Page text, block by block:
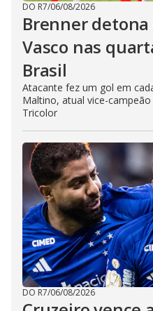
DO R7/06/08/2026
Brenner
Vasco nas
Brasil
Atacante fez um gol em
Maltino, atual vice-
Tricolor
DO R7/06/08/2026